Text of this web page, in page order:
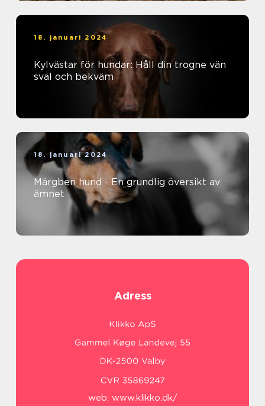
18. januari 2024
Kylvästar för hundar: Håll din trogne vän
sval och bekväm
18. januari 2024
Märgben hund - En grundlig översikt av
ämnet
Adress
web: www.klikko.dk/